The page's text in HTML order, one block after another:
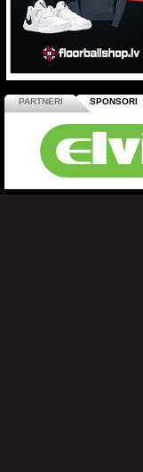
PARTNERI SPONSORI